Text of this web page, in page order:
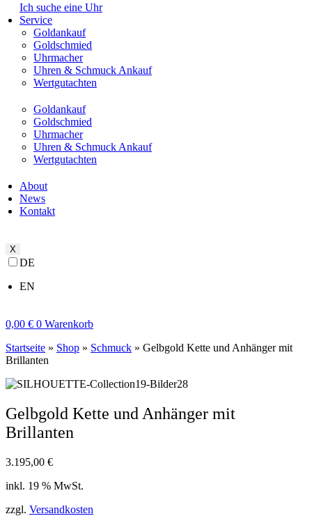
Ich suche eine Uhr
Service
Goldankauf
Goldschmied
Uhrmacher
Uhren & Schmuck Ankauf
Wertgutachten
Goldankauf
Goldschmied
Uhrmacher
Uhren & Schmuck Ankauf
Wertgutachten
About
News
Kontakt
X
DE
EN
0,00 € 0 Warenkorb
Startseite » Shop » Schmuck » Gelbgold Kette und Anhänger mit
Brillanten
Gelbgold Kette und Anhänger mit
Brillanten
3.195,00 €
inkl. 19 % MwSt.
zzgl. Versandkosten